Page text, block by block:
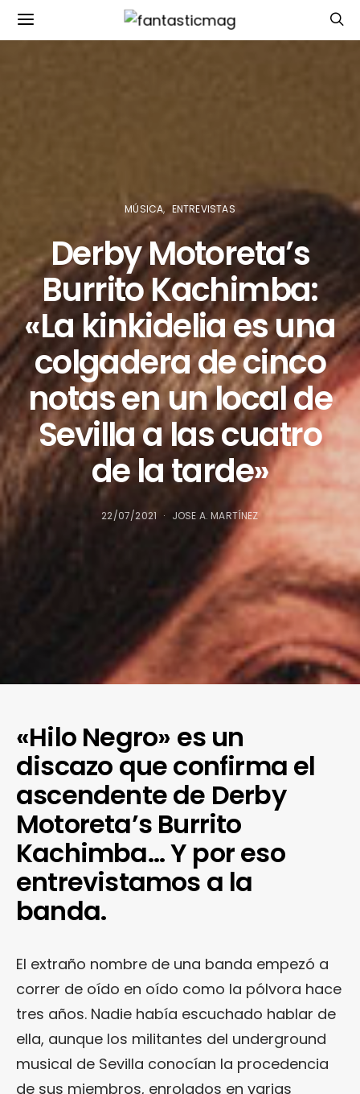
MÚSICA ENTREVISTAS
Derby Motoreta’s
Burrito Kachimba:
«La kinkidelia es una
colgadera de cinco
notas en un local de
Sevilla a las cuatro
de la tarde»
22/07/2021 JOSE A. MARTÍNEZ
«Hilo Negro» es un
discazo que confirma el
ascendente de Derby
Motoreta’s Burrito
Kachimba… Y por eso
entrevistamos a la
banda.
El extraño nombre de una banda empezó a
correr de oído en oído como la pólvora hace
tres años. Nadie había escuchado hablar de
ella, aunque los militantes del underground
musical de Sevilla conocían la procedencia
de sus miembros, enrolados en varias